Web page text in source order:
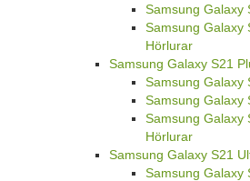
Samsung Galaxy
Samsung Galaxy
Hörlurar
Samsung Galaxy S21
Samsung Galaxy
Samsung Galaxy
Samsung Galaxy
Hörlurar
Samsung Galaxy S21
Samsung Galaxy